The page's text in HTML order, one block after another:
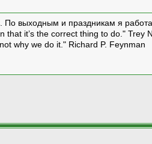
По выходным и праздникам я
it’s the correct thing to do." Trey
why we do it." Richard P. Feynman